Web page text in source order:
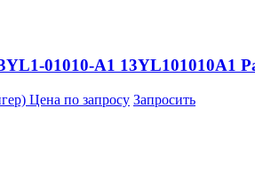
01010-A1 13YL101010A1
Цена по запросу Запросить